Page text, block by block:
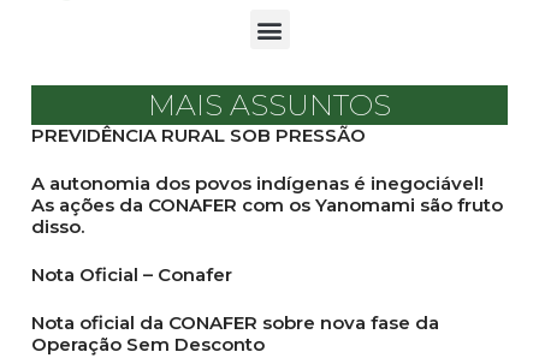
MAIS ASSUNTOS
PREVIDÊNCIA RURAL SOB PRESSÃO
A autonomia dos povos indígenas é inegociável!
As ações da CONAFER com os Yanomami são fruto
disso.
Nota Oficial – Conafer
Nota oficial da CONAFER sobre nova fase da
Operação Sem Desconto